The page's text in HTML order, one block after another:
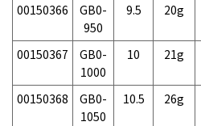
00150366
GB0-
950
9.5 20g
00150367
GB0-
1000
10 21g
00150368
GB0-
1050
10.5 26g